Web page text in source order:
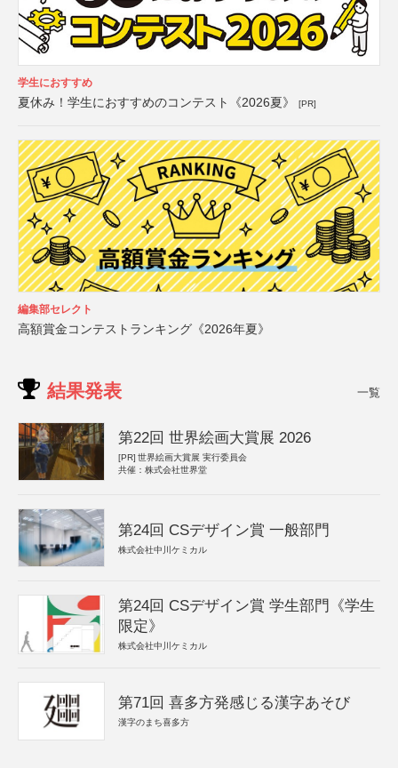
学生におすすめ
夏休み！学生におすすめのコンテスト《2026夏》 [PR]
編集部セレクト
高額賞金コンテストランキング《2026年夏》
結果発表 一覧
第22回 世界絵画大賞展 2026
[PR] 世界絵画大賞展 実行委員会
共催：株式会社世界堂
第24回 CSデザイン賞 一般部門
株式会社中川ケミカル
第24回 CSデザイン賞 学生部門《学生
限定》
株式会社中川ケミカル
第71回 喜多方発感じる漢字あそび
漢字のまち喜多方